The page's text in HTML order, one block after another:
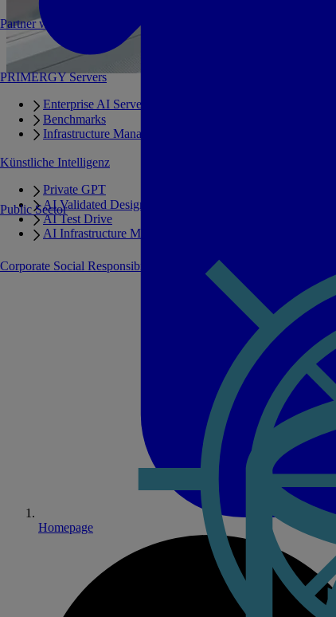
PRIMERGY Servers
Enterprise AI Server Portfolio
Benchmarks
Infrastructure Manager
Künstliche Intelligenz
Private GPT
AI Validated Designs
AI Test Drive
AI Infrastructure Manager
Public Sector
Partner werden
Corporate Social Responsibility
Homepage